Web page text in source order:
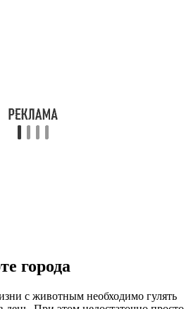
города
с животным необходимо гулять